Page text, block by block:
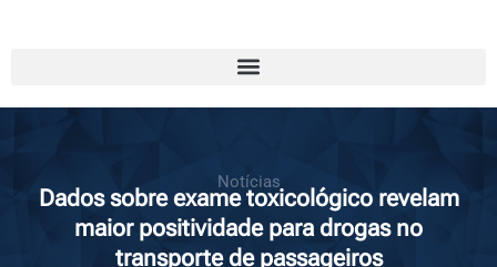
Notícias
Dados sobre exame toxicológico revelam
maior positividade para drogas no
transporte de passageiros